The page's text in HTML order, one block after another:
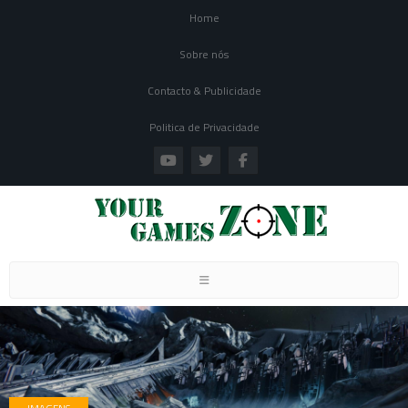
Home
Sobre nós
Contacto & Publicidade
Politica de Privacidade
Toggle navigation